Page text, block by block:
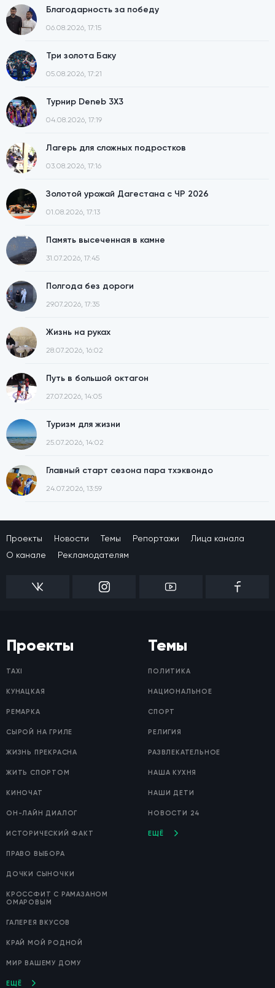
Благодарность за победу
06.08.2026, 17:15
Три золота Баку
05.08.2026, 17:21
Турнир Deneb 3X3
04.08.2026, 17:19
Лагерь для сложных подростков
03.08.2026, 17:16
Золотой урожай Дагестана с ЧР 2026
01.08.2026, 17:13
Память высеченная в камне
31.07.2026, 17:45
Полгода без дороги
29.07.2026, 17:35
Жизнь на руках
28.07.2026, 16:02
Путь в большой октагон
27.07.2026, 14:05
Туризм для жизни
25.07.2026, 14:02
Главный старт сезона пара тхэквондо
24.07.2026, 13:59
Проекты Новости Темы Репортажи
Лица канала
О канале
Рекламодателям
Проекты
TAXI
КУНАЦКАЯ
РЕМАРКА
СЫРОЙ НА ГРИЛЕ
ЖИЗНЬ ПРЕКРАСНА
ЖИТЬ СПОРТОМ
КИНОЧАТ
ОН-ЛАЙН ДИАЛОГ
ИСТОРИЧЕСКИЙ ФАКТ
ПРАВО ВЫБОРА
ДОЧКИ СЫНОЧКИ
КРОССФИТ С РАМАЗАНОМ
ОМАРОВЫМ
ГАЛЕРЕЯ ВКУСОВ
КРАЙ МОЙ РОДНОЙ
МИР ВАШЕМУ ДОМУ
ЕЩЁ
Темы
ПОЛИТИКА
НАЦИОНАЛЬНОЕ
СПОРТ
РЕЛИГИЯ
РАЗВЛЕКАТЕЛЬНОЕ
НАША КУХНЯ
НАШИ ДЕТИ
НОВОСТИ 24
ЕЩЁ